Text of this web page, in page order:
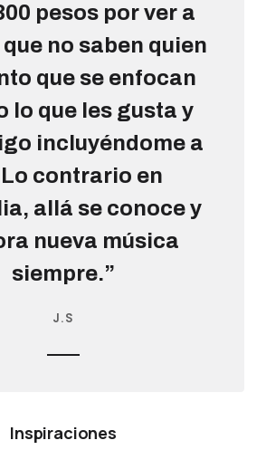
pesos por ver a
no saben quien
que se enfocan
lo que les gusta y
incluyéndome a
contrario en
allá se conoce y
nueva música
siempre.”
J.S
Inspiraciones